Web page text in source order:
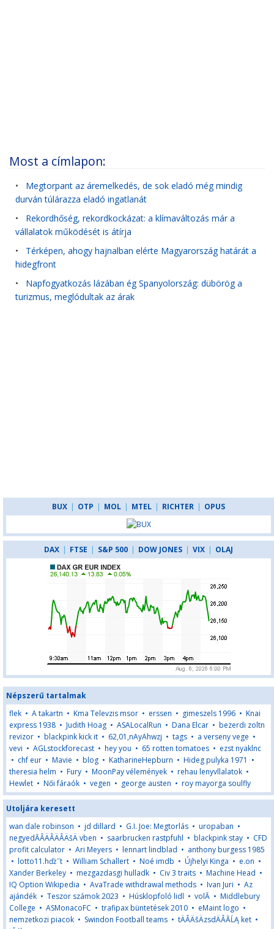
Most a címlapon:
• Megtorpant az áremelkedés, de sok eladó még mindig
durván túlárazza eladó ingatlanát
• Rekordhőség, rekordkockázat: a klímaváltozás már a
vállalatok működését is átírja
• Térképen, ahogy hajnalban elérte Magyarország határát a
hidegfront
• Napfogyatkozás lázában ég Spanyolország: dübörög a
turizmus, meglódultak az árak
BUX | OTP | MOL | MTEL | RICHTER | OPUS
DAX | FTSE | S&P 500 | DOW JONES | VIX | OLAJ
Népszerű tartalmak
flek • A takartn • Kma Televzis msor • erssen • gimeszels 1996 • Knai
express 1938 • Judith Hoag • ASALocalRun • Dana Elcar • bezerdi zoltn
revizor • blackpink kick it • 62,01,nAyAhwzj • tags • a verseny vege •
vevi • AGLstockforecast • hey you • 65 rotten tomatoes • ezst nyaklnc
• chf eur • Mavie • blog • KatharineHepburn • Hideg pulyka 1971 •
theresia helm • Fury • MoonPay vélemények • rehau lenyvllalatok •
Hewlet • Női fáraók • vegen • george austen • roy mayorga soulfly
Utoljára keresett
wan dale robinson • jd dillard • G.I. Joe: Megtorlás • uropaban •
negyedĂÂÄÂÄÂÄšÄ vben • saarbrucken rastpfuhl • blackpink stay • CFD
profit calculator • Ari Meyers • lennart lindblad • anthony burgess 1985
• lotto11.hďż˝t • William Schallert • Noé imdb • Újhelyi Kinga • e.on •
Xander Berkeley • mezgazdasgi hulladk • Civ 3 traits • Machine Head •
IQ Option Wikipedia • AvaTrade withdrawal methods • Ivan Juri • Az
ajándék • Teszor számok 2023 • Húsklopfoló lidl • volĂ • Middlebury
College • ASMonacoFC • trafipax büntetések 2010 • eMaint logo •
nemzetkozi piacok • Swindon Football teams • tÄÂÄšÄzsdÄÂĂĹĄ ket •